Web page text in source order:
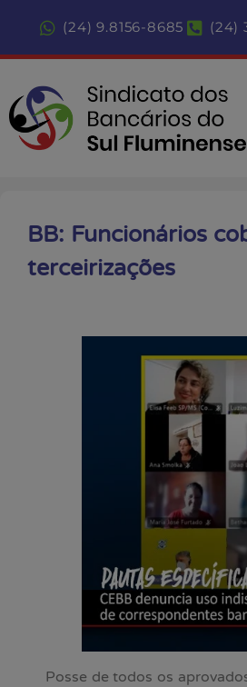
(24) 9.8156-8685 (24)
BB: Funcionários
terceirizações
Posse de todos os